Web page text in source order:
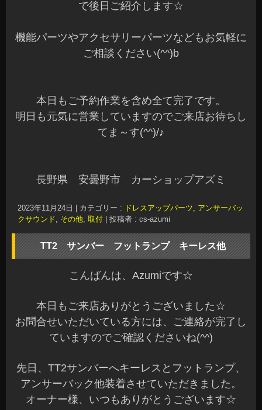
で後日ご紹介します☆
機能パーツやアクセサリーパーツなどもお気軽に
ご相談ください(^^)b
本日もご予約作業を含め全て完了です。
明日も元気に営業していますのでご来店お待ちし
てま～す(^^)/♪
長野県 安曇野市 カーショップアズミ
2023年11月24日 カテゴリー : ドレスアップパーツ, アンサーバッ
クサウンド, その他, 取付 投稿者 : cs-azumi
TT2 サンバー フットランプ キーレス他
こんばんは、Azumiです☆
本日もご来店ありがとうございました☆
お問合せいただいている方には、ご連絡が完了し
ていますのでご確認くださいね(^^)
先日、TT2サンバーへキーレスとフットランプ、
アンサーバック他装着させていただきました。
オーナー様、いつもありがとうございます☆